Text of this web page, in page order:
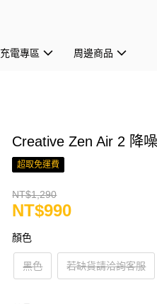
充電專區 周邊商品
Creative Zen Air 2 降
超取免運費
NT$1,290
NT$990
顏色
黑色 若缺貨請洽詢客服